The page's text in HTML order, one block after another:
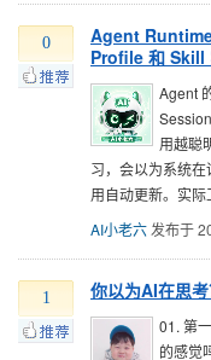
0
Agent
Profile 和 Skill
Agent
用越聪
习，会以为系统
用自动更新。实际
AI小老六 发布于
1 你以为AI在思
01. 第
的感觉